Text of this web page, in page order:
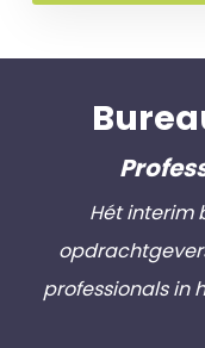
Hét interim
professionals in